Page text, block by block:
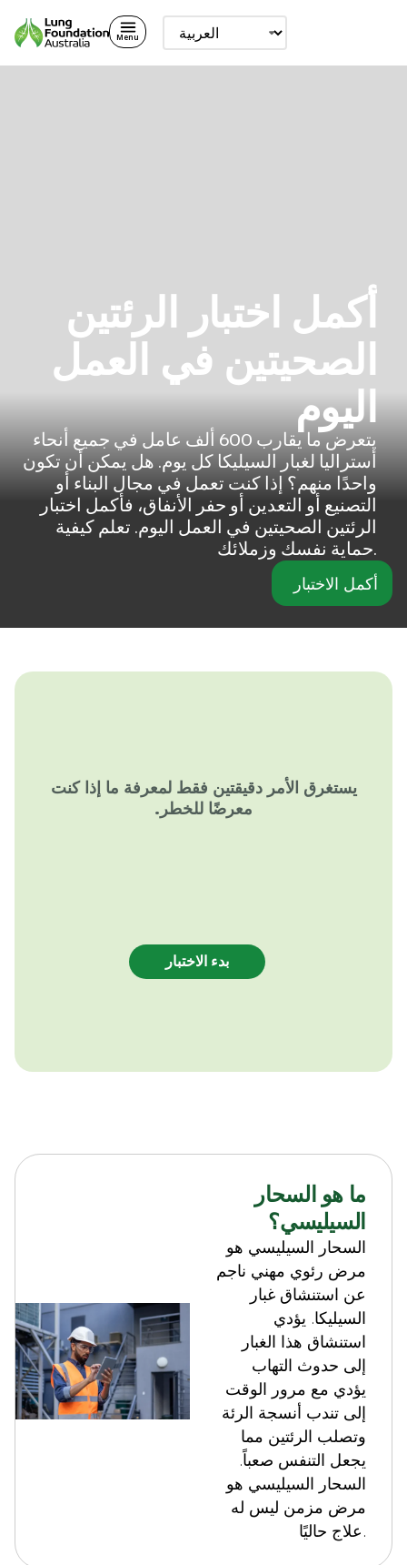
Menu
أكمل اختبار الرئتين
الصحيتين في العمل
اليوم
يتعرض ما يقارب 600 ألف عامل في جميع أنحاء
أستراليا لغبار السيليكا كل يوم. هل يمكن أن تكون
واحدًا منهم؟ إذا كنت تعمل في مجال البناء أو
التصنيع أو التعدين أو حفر الأنفاق، فأكمل اختبار
الرئتين الصحيتين في العمل اليوم. تعلم كيفية
حماية نفسك وزملائك.
أكمل الاختبار
ما هو السحار
السيليسي؟
السحار السيليسي هو
مرض رئوي مهني ناجم
عن استنشاق غبار
السيليكا. يؤدي
استنشاق هذا الغبار
إلى حدوث التهاب
يؤدي مع مرور الوقت
إلى تندب أنسجة الرئة
وتصلب الرئتين مما
يجعل التنفس صعباً.
السحار السيليسي هو
مرض مزمن ليس له
علاج حاليًا.